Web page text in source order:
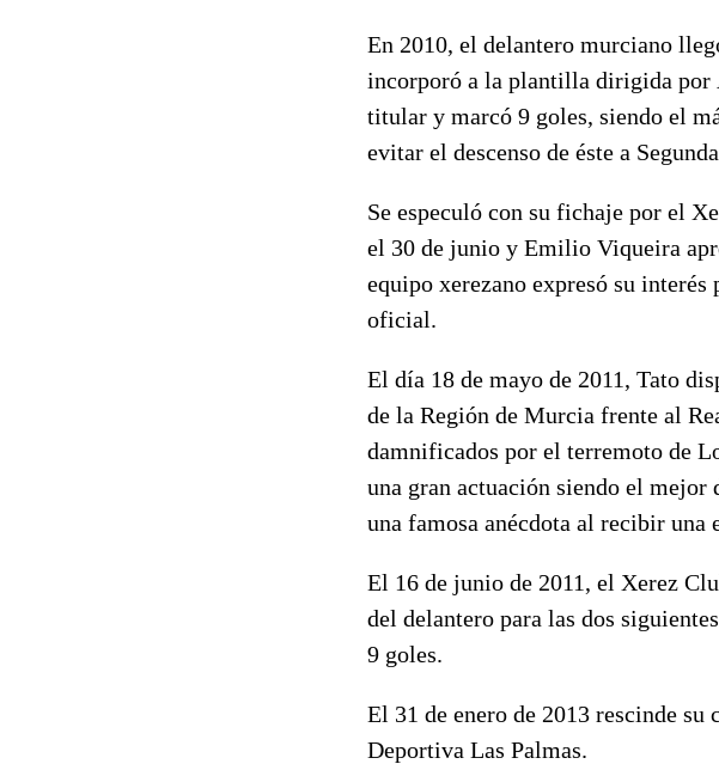
En 2010, el delantero murciano
incorporó a la plantilla dirigida por
titular y marcó 9 goles, siendo el
evitar el descenso de éste a
Se especuló con su fichaje por el
el 30 de junio y Emilio Viqueira
equipo xerezano expresó su
oficial.
El día 18 de mayo de 2011, Tato
de la Región de Murcia frente al
damnificados por el terremoto de
una gran actuación siendo el
una famosa anécdota al recibir
El 16 de junio de 2011, el Xerez
del delantero para las dos
9 goles.
El 31 de enero de 2013 rescinde
Deportiva Las Palmas.